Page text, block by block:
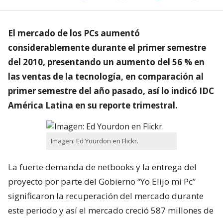
El mercado de los PCs aumentó
considerablemente durante el primer semestre
del 2010, presentando un aumento del 56 % en
las ventas de la tecnología, en comparación al
primer semestre del año pasado, así lo indicó IDC
América Latina en su reporte trimestral.
Imagen: Ed Yourdon en Flickr.
La fuerte demanda de netbooks y la entrega del
proyecto por parte del Gobierno “Yo Elijo mi Pc”
significaron la recuperación del mercado durante
este periodo y así el mercado creció 587 millones de